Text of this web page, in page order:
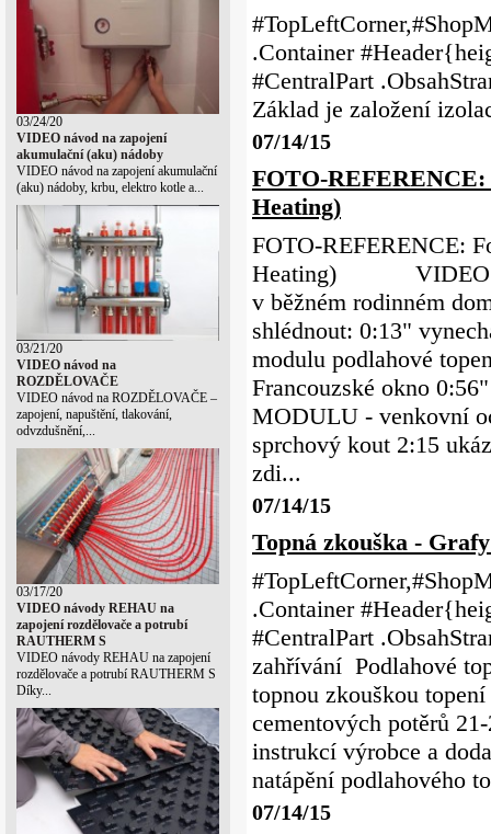
03/24/20
VIDEO návod na zapojení
akumulační (aku) nádoby
VIDEO návod na zapojení akumulační
(aku) nádoby, krbu, elektro kotle a...
03/21/20
VIDEO návod na
ROZDĚLOVAČE
VIDEO návod na ROZDĚLOVAČE –
zapojení, napuštění, tlakování,
odvzdušnění,...
03/17/20
VIDEO návody REHAU na
zapojení rozdělovače a potrubí
RAUTHERM S
VIDEO návody REHAU na zapojení
rozdělovače a potrubí RAUTHERM S
Díky...
.Container
#CentralPart
Základ je
07/14/15
FOTO-REFERENCE:
Heating)
FOTO-REFERENCE:
Heating) VIDEO
v běžném rodinném
shlédnout: 0:13"
modulu podlahové
Francouzské okno
MODULU - venkovní
sprchový kout 2:15
zdi...
07/14/15
Topná zkouška -
.Container
#CentralPart
zahřívání Podlahové
topnou zkouškou
cementových potěrů
instrukcí výrobce a
natápění podlahového
07/14/15